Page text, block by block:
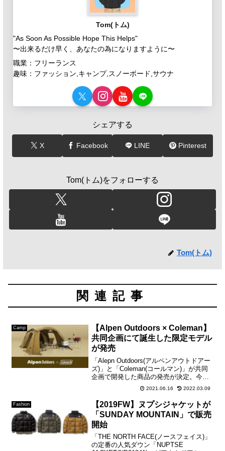
Tom(トム)
"As Soon As Possible Hope This Helps"
〜出来るだけ早く、あなたの為になりますように〜
職業：フリーランス
趣味：ファッション,キャンプ,スノーボード,サウナ
シェアする
X Facebook LINE Pinterest
Tom(トム)をフォローする
Tom(トム)
関連記事
Camp
【Alpen Outdoors × Coleman】
共同企画にて誕生した限定モデル
が発売
「Alepn Outdoors(アルペンアウトドアー
ズ)」と「Coleman(コールマン)」が共同
企画で開発した商品の発売が決定。今回
の共同開発製品は、チェア3種類とアウト
ドアワゴン、テント3種類の計7型のライ
ンナップとなっています。 【...
2021.06.16 2022.03.09
Fashion
【2019FW】ヌプシジャケットが
「SUNDAY MOUNTAIN」で販売
開始
「THE NORTH FACE(ノースフェイス)」
の定番の人気ダウン「NUPTSE